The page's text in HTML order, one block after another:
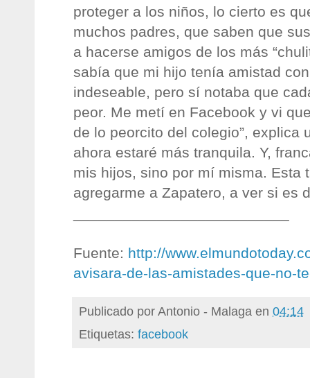
proteger a los niños, lo cierto es
muchos padres, que saben que
a hacerse amigos de los más
sabía que mi hijo tenía amistad
indeseable, pero sí notaba que
peor. Me metí en Facebook y vi
de lo peorcito del colegio”, explica
ahora estaré más tranquila. Y,
mis hijos, sino por mí misma. Esta
agregarme a Zapatero, a ver si es
Fuente: http://
avisara-de-las-amistades-que-no-
Publicado porAntonio - Malaga en 04:14
Etiquetas: facebook